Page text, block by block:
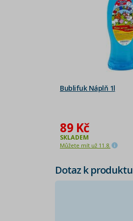
Bublifuk Náplň 1l
89 Kč
SKLADEM
Můžete mít už 11.8.
Dotaz k produktu